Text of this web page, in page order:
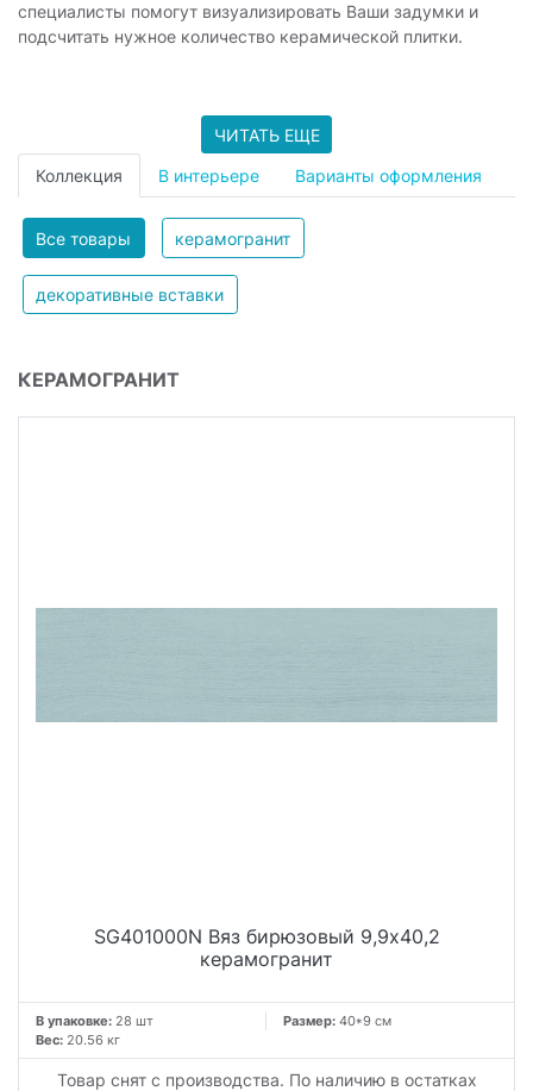
специалисты помогут визуализировать Ваши задумки и
подсчитать нужное количество керамической плитки.
ЧИТАТЬ ЕЩЕ
Коллекция В интерьере Варианты оформления
Все товары керамогранит
декоративные вставки
КЕРАМОГРАНИТ
SG401000N Вяз бирюзовый 9,9x40,2
керамогранит
В упаковке: 28 шт Размер: 40*9 см
Вес: 20.56 кг
Товар снят с производства. По наличию в остатках